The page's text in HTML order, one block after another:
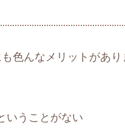
色んなメリットがあり
いうことがない